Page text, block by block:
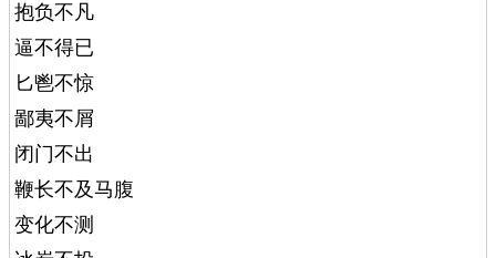
抱负不凡
逼不得已
匕鬯不惊
鄙夷不屑
闭门不出
鞭长不及马腹
变化不测